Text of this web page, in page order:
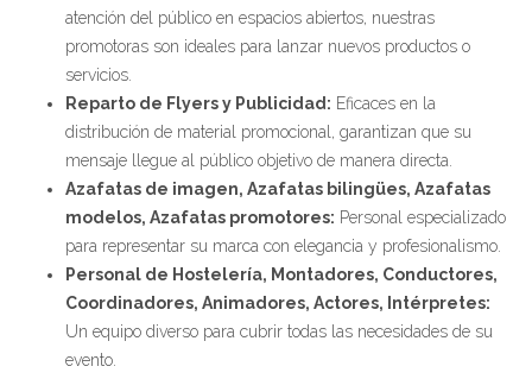
atención del público en espacios abiertos, nuestras
promotoras son ideales para lanzar nuevos productos o
servicios.
Reparto de Flyers y Publicidad: Eficaces en la
distribución de material promocional, garantizan que su
mensaje llegue al público objetivo de manera directa.
Azafatas de imagen, Azafatas bilingües, Azafatas
modelos, Azafatas promotores: Personal especializado
para representar su marca con elegancia y profesionalismo.
Personal de Hostelería, Montadores, Conductores,
Coordinadores, Animadores, Actores, Intérpretes:
Un equipo diverso para cubrir todas las necesidades de su
evento.